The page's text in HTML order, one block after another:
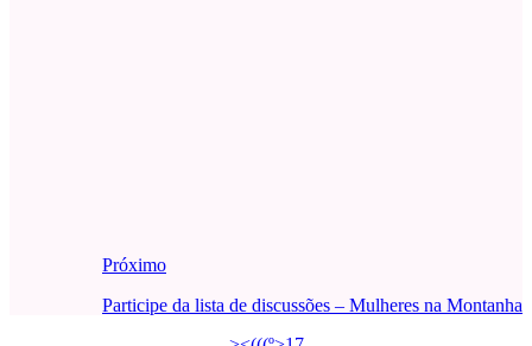
Próximo
Participe da lista de discussões – Mulheres na Montanha